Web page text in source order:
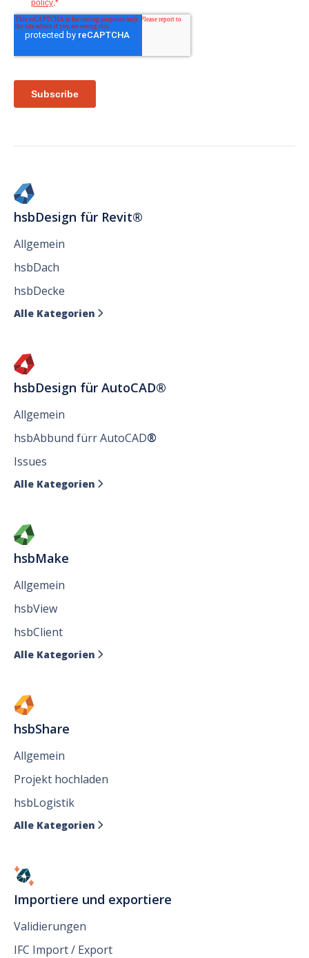
hsbDesign für Revit®
Allgemein
hsbDach
hsbDecke
Alle Kategorien 
hsbDesign für AutoCAD®
Allgemein
hsbAbbund fürr AutoCAD®
Issues
Alle Kategorien 
hsbMake
Allgemein
hsbView
hsbClient
Alle Kategorien 
hsbShare
Allgemein
Projekt hochladen
hsbLogistik
Alle Kategorien 
Importiere und exportiere
Validierungen
IFC Import / Export